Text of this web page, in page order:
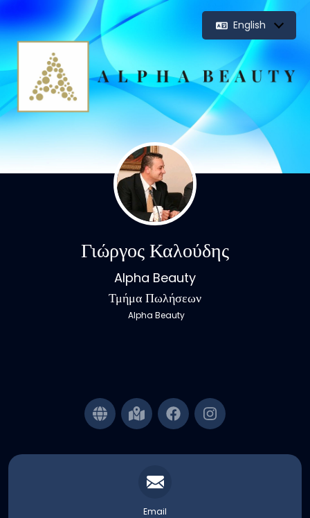
English
Γιώργος Καλούδης
Alpha Beauty
Τμήμα Πωλήσεων
Alpha Beauty
Email